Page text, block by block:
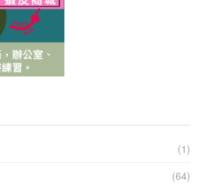
(1)
(64)